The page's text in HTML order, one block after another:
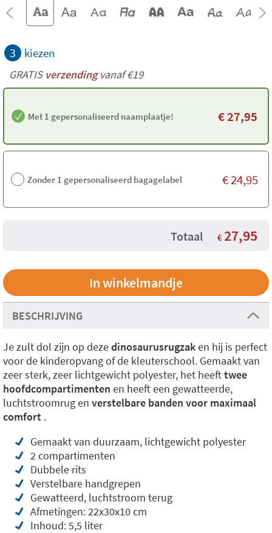
3 kiezen
GRATISverzendingvanaf €19
Met 1 gepersonaliseerd naamplaatje! €27,95
Zonder 1 gepersonaliseerd bagagelabel €24,95
Totaal € 27,95
BESCHRIJVING
Je zult dol zijn op dezedinosaurusrugzaken hij is perfect
voor de kinderopvang of de kleuterschool. Gemaakt van
zeer sterk, zeer lichtgewicht polyester, het heefttwee
hoofdcompartimenten en heeft een gewatteerde,
luchtstroomrug en verstelbare banden voor maximaal
comfort .
Gemaakt van duurzaam, lichtgewicht polyester
2 compartimenten
Dubbele rits
Verstelbare handgrepen
Gewatteerd, luchtstroom terug
Afmetingen: 22x30x10 cm
Inhoud: 5,5 liter